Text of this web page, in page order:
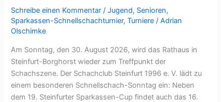
Schreibe einen Kommentar /Jugend, Senioren,
Sparkassen-Schnellschachturnier,Turniere /Adrian
Olschimke
Am Sonntag, den 30. August 2026, wird das Rathaus in
Steinfurt-Borghorst wieder zum Treffpunkt der
Schachszene. Der Schachclub Steinfurt 1996 e. V. lädt zu
einem besonderen Schnellschach-Sonntag ein: Neben
dem 19. Steinfurter Sparkassen-Cup findet auch das 16.